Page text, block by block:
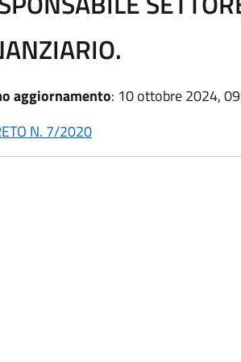
aggiornamento: 10 ottobre 2024,
N. 7/2020